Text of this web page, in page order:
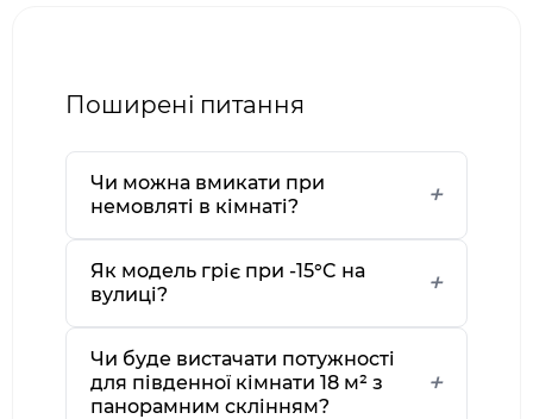
Поширені питання
Чи можна вмикати при
немовляті в кімнаті?
Як модель гріє при -15°C на
вулиці?
Чи буде вистачати потужності
для південної кімнати 18 м² з
панорамним склінням?